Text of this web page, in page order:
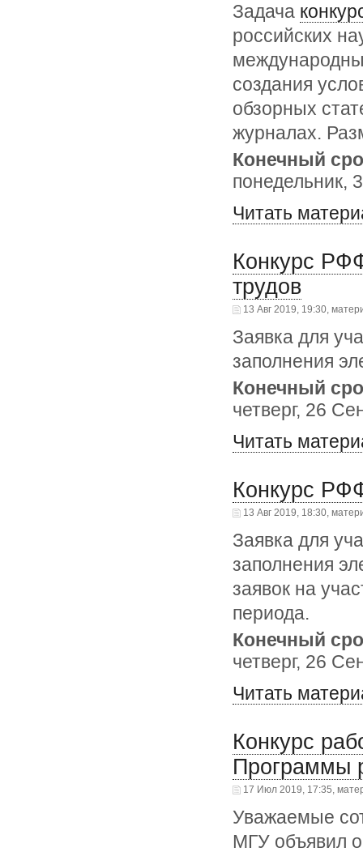
Задача
российских
создания
обзорных
журналах.
Конечный
понедельник,
Читать
Конкурс
трудов
13 Авг 2019, 19:30,
Заявка для
заполнения
Конечный
четверг, 26
Читать
Конкурс
13 Авг 2019, 18:30,
Заявка для
заполнения
заявок на
периода.
Конечный
четверг, 26
Читать
Конкурс
Программы
17 Июл 2019, 17:35,
Уважаемые
МГУ объявил о